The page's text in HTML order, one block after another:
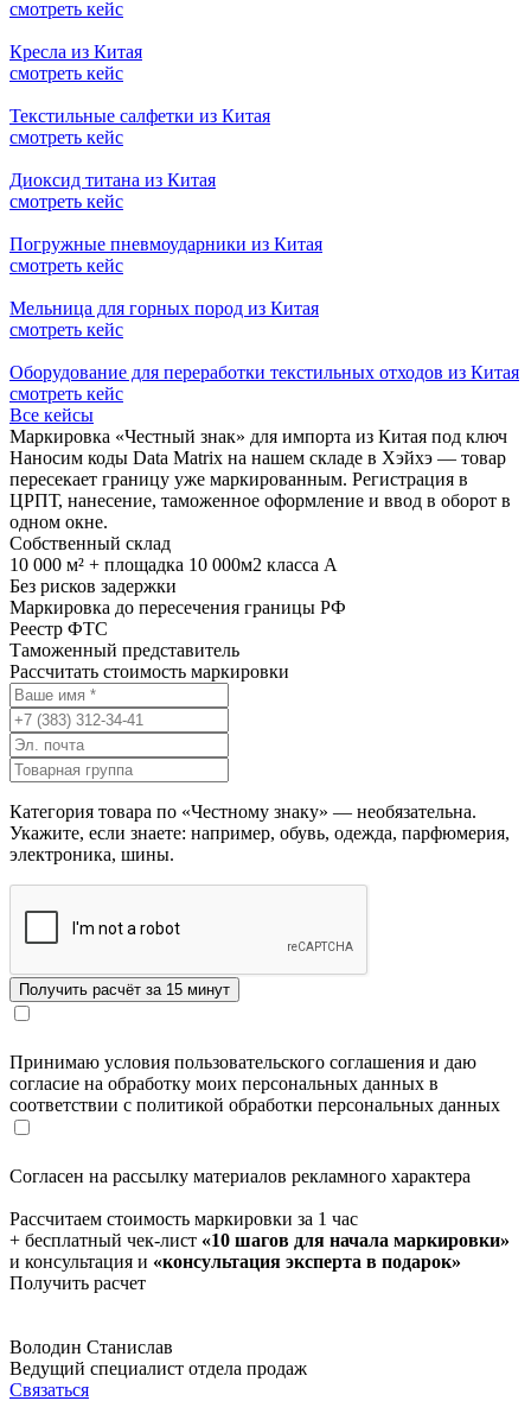
смотреть кейс
Кресла из Китая
смотреть кейс
Текстильные салфетки из Китая
смотреть кейс
Диоксид титана из Китая
смотреть кейс
Погружные пневмоударники из Китая
смотреть кейс
Мельница для горных пород из Китая
смотреть кейс
Оборудование для переработки текстильных отходов из Китая
смотреть кейс
Все кейсы
Маркировка «Честный знак» для импорта из Китая под ключ
Наносим коды Data Matrix на нашем складе в Хэйхэ — товар
пересекает границу уже маркированным. Регистрация в
ЦРПТ, нанесение, таможенное оформление и ввод в оборот в
одном окне.
Собственный склад
10 000 м² + площадка 10 000м2 класса А
Без рисков задержки
Маркировка до пересечения границы РФ
Реестр ФТС
Таможенный представитель
Рассчитать стоимость маркировки
Категория товара по «Честному знаку» — необязательна.
Укажите, если знаете: например, обувь, одежда, парфюмерия,
электроника, шины.
Принимаю условия пользовательского соглашения и даю
согласие на обработку моих персональных данных в
соответствии с политикой обработки персональных данных
Согласен на рассылку материалов рекламного характера
Рассчитаем стоимость маркировки за 1 час
+ бесплатный чек-лист «10 шагов для начала маркировки»
и консультация и «консультация эксперта в подарок»
Получить расчет
Володин Станислав
Ведущий специалист отдела продаж
Связаться